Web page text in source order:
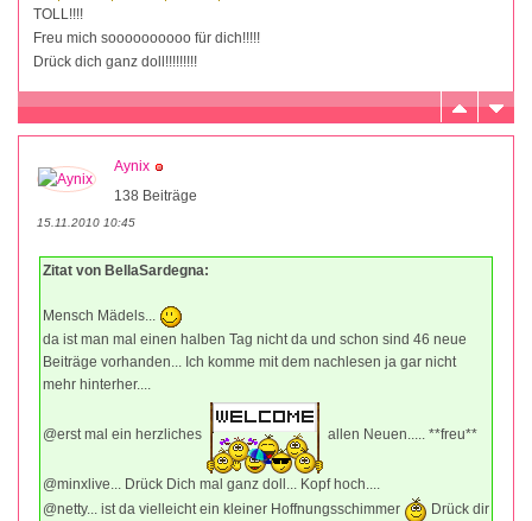
TOLL!!!!
Freu mich soooooooooo für dich!!!!!
Drück dich ganz doll!!!!!!!!!
Aynix
138 Beiträge
15.11.2010 10:45
Zitat von BellaSardegna:
Mensch Mädels...
da ist man mal einen halben Tag nicht da und schon sind 46 neue
Beiträge vorhanden... Ich komme mit dem nachlesen ja gar nicht
mehr hinterher....
@erst mal ein herzliches allen Neuen..... **freu**
@minxlive... Drück Dich mal ganz doll... Kopf hoch....
@netty... ist da vielleicht ein kleiner Hoffnungsschimmer
Drück dir